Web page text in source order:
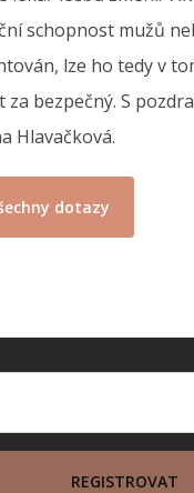
schopnost mužů
lze ho tedy v
za bezpečný. S
Hlavačková.
dotazy
REGISTROVAT